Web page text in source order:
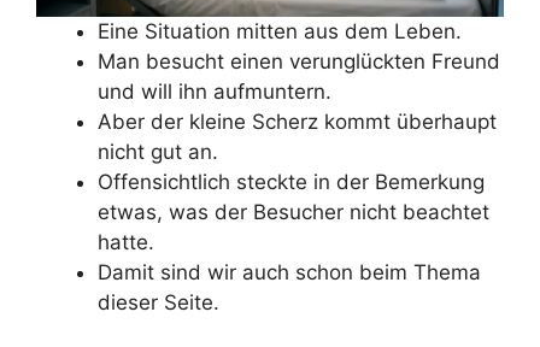
Eine Situation mitten aus dem Leben.
Man besucht einen verunglückten Freund
und will ihn aufmuntern.
Aber der kleine Scherz kommt überhaupt
nicht gut an.
Offensichtlich steckte in der Bemerkung
etwas, was der Besucher nicht beachtet
hatte.
Damit sind wir auch schon beim Thema
dieser Seite.